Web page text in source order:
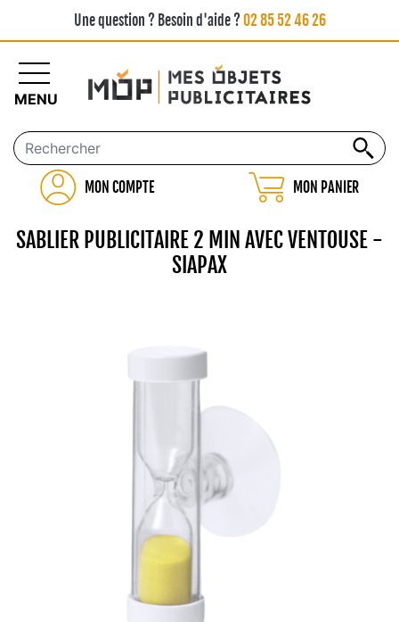
Une question ? Besoin d'aide ?02 85 52 46 26
MON COMPTE MON PANIER
MENU
SABLIER PUBLICITAIRE 2 MIN AVEC VENTOUSE -
SIAPAX